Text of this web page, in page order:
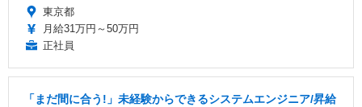
東京都
月給31万円～50万円
正社員
「まだ間に合う!」未経験からできるシステムエンジニア/昇給